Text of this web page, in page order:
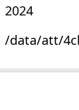
2024
/data/att/